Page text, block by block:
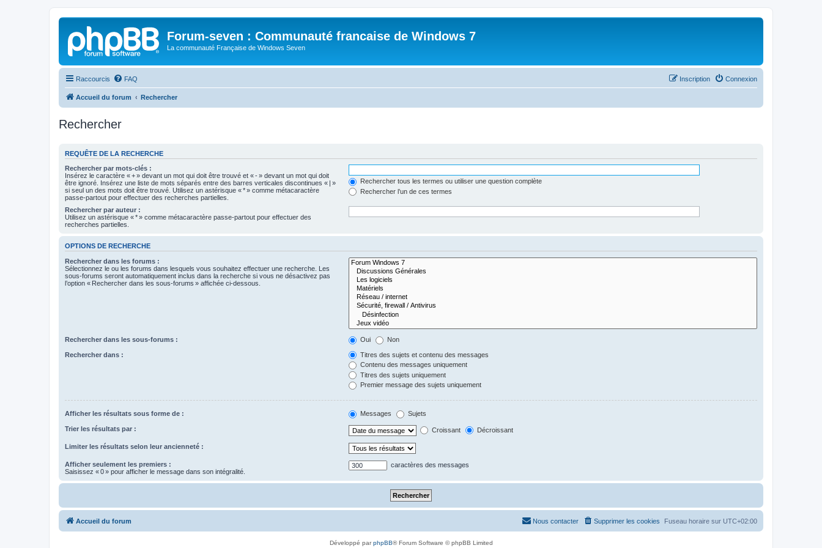
Forum-seven : Communauté francaise de Windows 7
La communauté Française de Windows Seven
Raccourcis FAQ Connexion
Inscription
Accueil du forum Rechercher
Rechercher
REQUÊTE DE LA RECHERCHE
Rechercher par mots-clés :
Insérez le caractère « + » devant un mot qui doit être trouvé et « - » devant un mot qui doit
être ignoré. Insérez une liste de mots séparés entre des barres verticales discontinues « | »
si seul un des mots doit être trouvé. Utilisez un astérisque « * » comme métacaractère
passe-partout pour effectuer des recherches partielles.
Rechercher tous les termes ou utiliser une question complète
Rechercher l’un de ces termes
Rechercher par auteur :
Utilisez un astérisque « * » comme métacaractère passe-partout pour effectuer des
recherches partielles.
OPTIONS DE RECHERCHE
Rechercher dans les forums :
Sélectionnez le ou les forums dans lesquels vous souhaitez effectuer une recherche. Les
sous-forums seront automatiquement inclus dans la recherche si vous ne désactivez pas
l’option « Rechercher dans les sous-forums » affichée ci-dessous.
Rechercher dans les sous-forums : Oui Non
Rechercher dans :
Titres des sujets et contenu des messages
Contenu des messages uniquement
Titres des sujets uniquement
Premier message des sujets uniquement
Afficher les résultats sous forme de : Messages Sujets
Trier les résultats par : Croissant Décroissant
Limiter les résultats selon leur ancienneté :
Afficher seulement les premiers :
Saisissez « 0 » pour afficher le message dans son intégralité.
caractères des messages
Accueil du forum Fuseau horaire sur UTC+02:00
Supprimer les cookies
Nous contacter
Développé parphpBB® Forum Software © phpBB Limited